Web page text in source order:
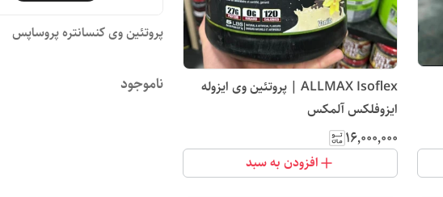
ALLMAX Isoflex | پروتئین وی ایزوله
ایزوفلکس آلمکس
۱۶٬۰۰۰٬۰۰۰
افزودن به سبد
پروتئین وی کنسانتره پروساپس
ناموجود